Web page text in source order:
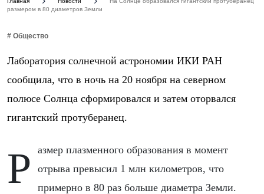
размером в 80 диаметров Земли
# Общество
Лаборатория солнечной астрономии ИКИ РАН
сообщила, что в ночь на 20 ноября на северном
полюсе Солнца сформировался и затем оторвался
гигантский протуберанец.
Размер плазменного образования в момент
отрыва превысил 1 млн километров, что
примерно в 80 раз больше диаметра Земли.